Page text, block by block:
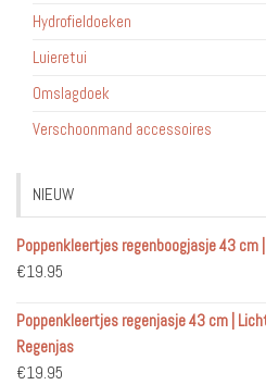
Hydrofieldoeken
Luieretui
Omslagdoek
Verschoonmand accessoires
NIEUW
Poppenkleertjes regenboogjasje 43 cm
€19.95
Poppenkleertjes regenjasje 43 cm |
Regenjas
€19.95